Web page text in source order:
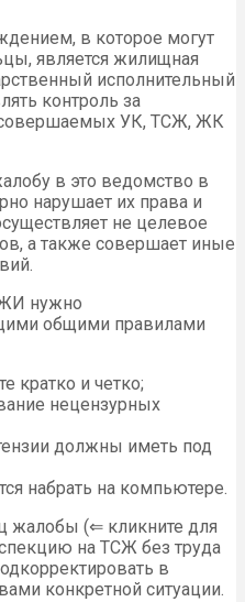
в которое могут
является жилищная
исполнительный
контроль за
совершаемых УК, ТСЖ, ЖК
в это ведомство в
нарушает их права и
не целевое
а также совершает иные
нужно
общими правилами
кратко и четко;
нецензурных
должны иметь под
набрать на компьютере.
жалобы (⇐ кликните для
на ТСЖ без труда
в
конкретной ситуации.